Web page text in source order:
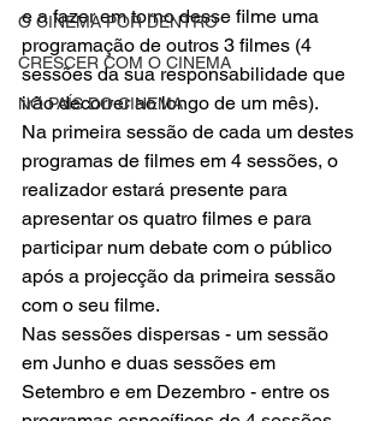
O CINEMA POR DENTRO
CRESCER COM O CINEMA
NO PAÍS DO CINEMA
e a fazer em torno desse filme uma
programação de outros 3 filmes (4
sessões da sua responsabilidade que
irão decorrer ao longo de um mês).
Na primeira sessão de cada um destes
programas de filmes em 4 sessões, o
realizador estará presente para
apresentar os quatro filmes e para
participar num debate com o público
após a projecção da primeira sessão
com o seu filme.
Nas sessões dispersas - um sessão
em Junho e duas sessões em
Setembro e em Dezembro - entre os